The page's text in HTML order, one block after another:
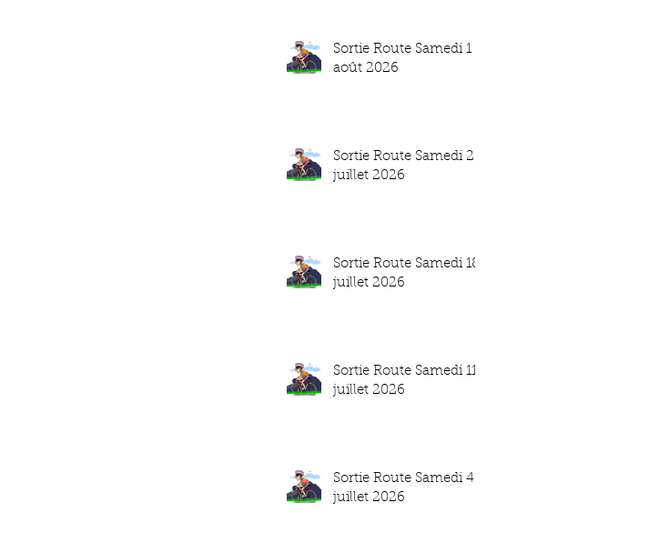
Sortie Route Samedi 1
août 2026
Sortie Route Samedi 25
juillet 2026
Sortie Route Samedi 18
juillet 2026
Sortie Route Samedi 11
juillet 2026
Sortie Route Samedi 4
juillet 2026